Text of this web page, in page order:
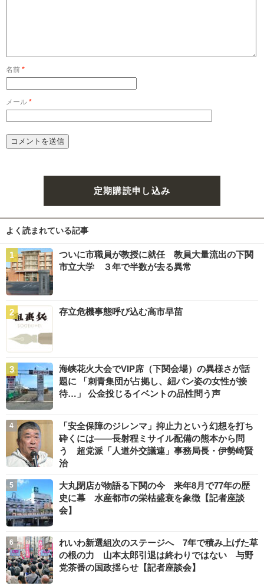
名前 *
メール *
定期購読申し込み
よく読まれている記事
ついに市職員が教授に就任 教員大量流出の下関
市立大学 ３年で半数が去る異常
存立危機事態呼び込む高市早苗
海峡花火大会でVIP席（下関会場）の異様さが話
題に 「刺青集団が占拠し、紐パン姿の女性が接
待…」 公金投じるイベントの品性問う声
「安全保障のジレンマ」抑止力という幻想を打ち
砕くには――長射程ミサイル配備の熊本から問
う 超党派「人道外交議連」事務局長・伊勢崎賢
治
大丸閉店が物語る下関の今 来年8月で77年の歴
史に幕 水産都市の栄枯盛衰を象徴【記者座談
会】
れいわ新選組次のステージへ 7年で積み上げた草
の根の力 山本太郎引退は終わりではない 与野
党茶番の国政揺らせ【記者座談会】